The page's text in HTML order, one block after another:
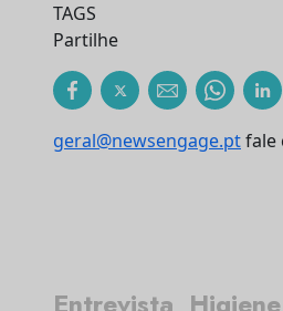
TAGS
Partilhe
geral@newsengage.ptfale